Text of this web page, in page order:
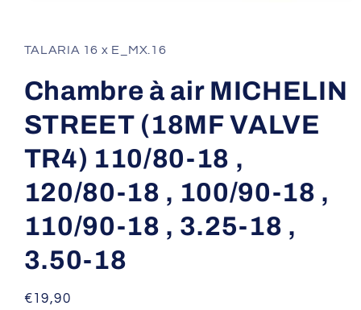
1
dans
fenêtre
modale
TALARIA 16 x E_MX.16
Chambre à air MICHELIN
STREET (18MF VALVE
TR4) 110/80-18 ,
120/80-18 , 100/90-18 ,
110/90-18 , 3.25-18 ,
3.50-18
Prix
€19,90